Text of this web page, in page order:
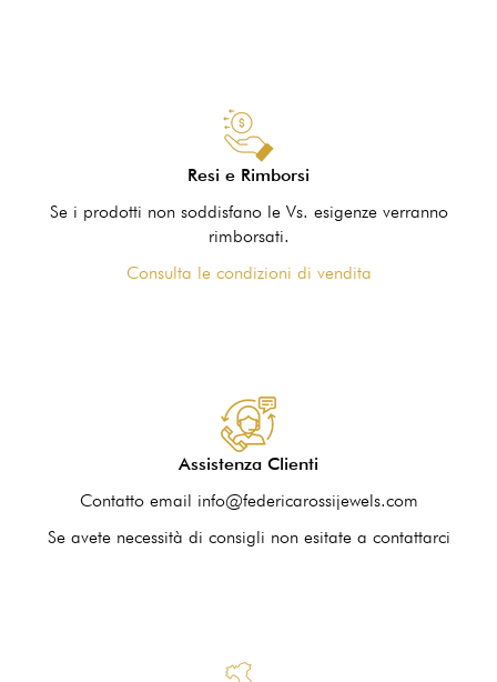
Resi e Rimborsi
Se i prodotti non soddisfano le Vs. esigenze verranno
rimborsati.
Consulta le condizioni di vendita
Assistenza Clienti
Contatto email info@federicarossijewels.com
Se avete necessità di consigli non esitate a contattarci